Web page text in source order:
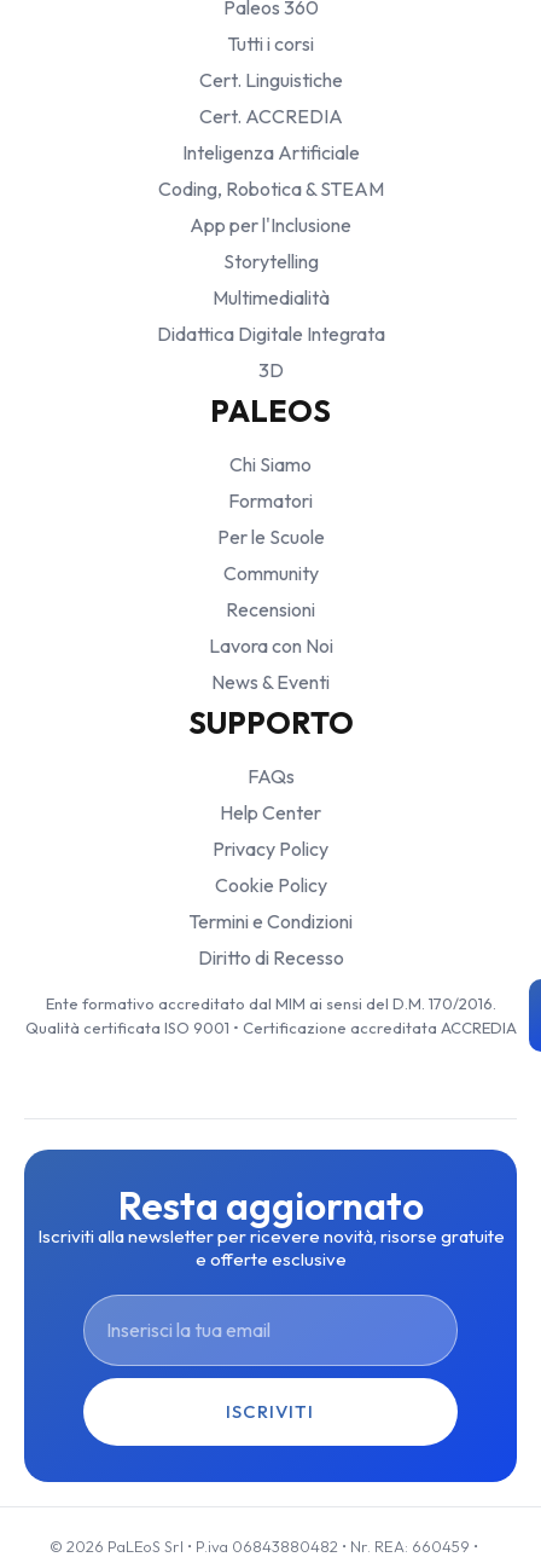
Paleos 360
Tutti i corsi
Cert. Linguistiche
Cert. ACCREDIA
Inteligenza Artificiale
Coding, Robotica & STEAM
App per l'Inclusione
Storytelling
Multimedialità
Didattica Digitale Integrata
3D
PALEOS
Chi Siamo
Formatori
Per le Scuole
Community
Recensioni
Lavora con Noi
News & Eventi
SUPPORTO
FAQs
Help Center
Privacy Policy
Cookie Policy
Termini e Condizioni
Diritto di Recesso
Ente formativo accreditato dal MIM ai sensi del D.M. 170/2016.
Qualità certificata ISO 9001 • Certificazione accreditata ACCREDIA
Resta aggiornato
Iscriviti alla newsletter per ricevere novità, risorse gratuite
e offerte esclusive
ISCRIVITI
© 2026 PaLEoS Srl • P.iva 06843880482 • Nr. REA: 660459 •